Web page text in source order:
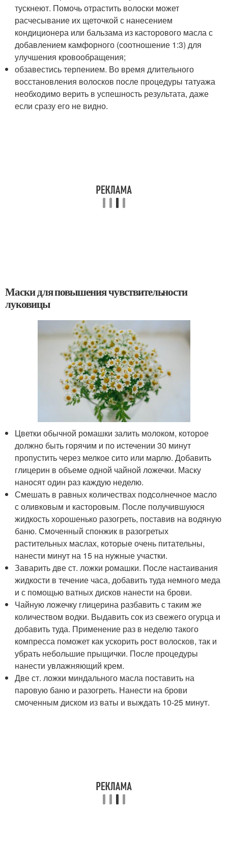
тускнеют. Помочь отрастить волоски может
расчесывание их щеточкой с нанесением
кондиционера или бальзама из касторового масла с
добавлением камфорного (соотношение 1:3) для
улучшения кровообращения;
обзавестись терпением. Во время длительного
восстановления волосков после процедуры татуажа
необходимо верить в успешность результата, даже
если сразу его не видно.
Маски для повышения чувствительности
луковицы
Цветки обычной ромашки залить молоком, которое
должно быть горячим и по истечении 30 минут
пропустить через мелкое сито или марлю. Добавить
глицерин в объеме одной чайной ложечки. Маску
наносят один раз каждую неделю.
Смешать в равных количествах подсолнечное масло
с оливковым и касторовым. После получившуюся
жидкость хорошенько разогреть, поставив на водяную
баню. Смоченный спонжик в разогретых
растительных маслах, которые очень питательны,
нанести минут на 15 на нужные участки.
Заварить две ст. ложки ромашки. После настаивания
жидкости в течение часа, добавить туда немного меда
и с помощью ватных дисков нанести на брови.
Чайную ложечку глицерина разбавить с таким же
количеством водки. Выдавить сок из свежего огурца и
добавить туда. Применение раз в неделю такого
компресса поможет как ускорить рост волосков, так и
убрать небольшие прыщички. После процедуры
нанести увлажняющий крем.
Две ст. ложки миндального масла поставить на
паровую баню и разогреть. Нанести на брови
смоченным диском из ваты и выждать 10-25 минут.